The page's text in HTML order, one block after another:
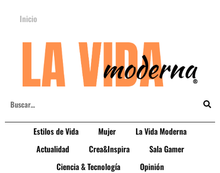
Inicio
Estilos de Vida Mujer
La Vida Moderna
Actualidad
Crea&Inspira
Sala Gamer
Ciencia & Tecnología
Opinión